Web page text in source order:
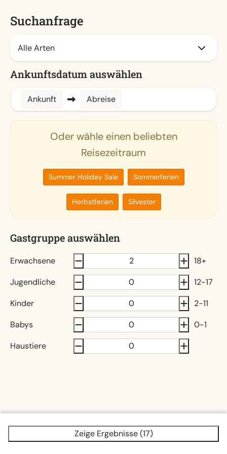
Suchanfrage
Ankunftsdatum auswählen
Ankunft Abreise
Oder wähle einen beliebten
Reisezeitraum
Summer Holiday Sale Sommerferien
Herbstferien Silvester
Gastgruppe auswählen
Erwachsene
18+
Jugendliche
12-17
Kinder
2-11
Babys
0-1
Haustiere
Zeige Ergebnisse (17)